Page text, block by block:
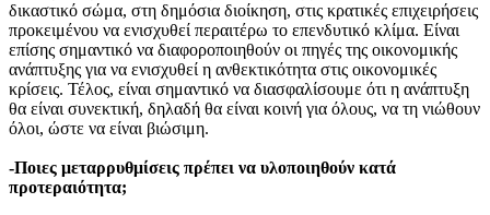
δικαστικό σώμα, στη δημόσια διοίκηση, στις κρατικές επιχειρήσεις
προκειμένου να ενισχυθεί περαιτέρω το επενδυτικό κλίμα. Είναι
επίσης σημαντικό να διαφοροποιηθούν οι πηγές της οικονομικής
ανάπτυξης για να ενισχυθεί η ανθεκτικότητα στις οικονομικές
κρίσεις. Τέλος, είναι σημαντικό να διασφαλίσουμε ότι η ανάπτυξη
θα είναι συνεκτική, δηλαδή θα είναι κοινή για όλους, να τη νιώθουν
όλοι, ώστε να είναι βιώσιμη.
-Ποιες μεταρρυθμίσεις πρέπει να υλοποιηθούν κατά
προτεραιότητα;